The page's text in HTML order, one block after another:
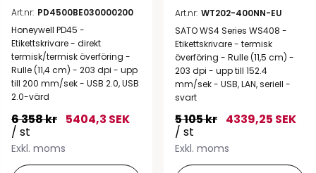
Art.nr: PD4500BE030000200
Honeywell PD45 -
Etikettskrivare - direkt
termisk/termisk överföring -
Rulle (11,4 cm) - 203 dpi - upp
till 200 mm/sek - USB 2.0, USB
2.0-värd
6 358 kr 5404,3 SEK
/ st
Exkl. moms
Art.nr: WT202-400NN-EU
SATO WS4 Series WS408 -
Etikettskrivare - termisk
överföring - Rulle (11,5 cm) -
203 dpi - upp till 152.4
mm/sek - USB, LAN, seriell -
svart
5 105 kr 4339,25 SEK
/ st
Exkl. moms